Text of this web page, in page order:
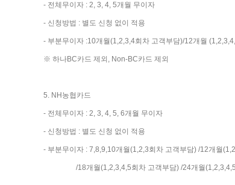
- 전체무이자 : 2, 3, 4, 5개월 무이자
- 신청방법 : 별도 신청 없이 적용
- 부분무이자 :10개월(1,2,3,4회차 고객부담)/12개월
※ 하나BC카드 제외, Non-BC카드 제외
5. NH농협카드
- 전체무이자 : 2, 3, 4, 5, 6개월 무이자
- 신청방법 : 별도 신청 없이 적용
- 부분무이자 : 7,8,9,10개월(1,2,3회차 고객부담) /12개월
/18개월(1,2,3,4,5회차 고객부담) /24개월